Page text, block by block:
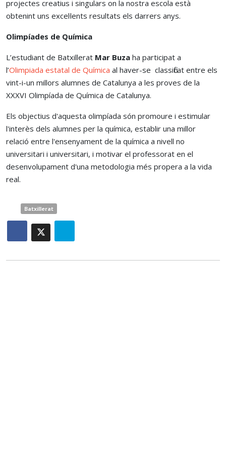
projectes creatius i singulars on la nostra escola està
obtenint uns excel·lents resultats els darrers anys.
Olimpíades de Química
L’estudiant de Batxillerat Mar Buza ha participat a
l’Olimpiada estatal de Química al haver-se classificat entre els
vint-i-un millors alumnes de Catalunya a les proves de la
XXXVI Olimpíada de Química de Catalunya.
Els objectius d'aquesta olimpíada són promoure i estimular
l'interès dels alumnes per la química, establir una millor
relació entre l'ensenyament de la química a nivell no
universitari i universitari, i motivar el professorat en el
desenvolupament d'una metodologia més propera a la vida
real.
Batxillerat